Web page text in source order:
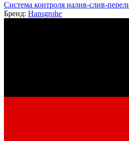
Система контроля налив-слив-
Бренд: Hansgrohe